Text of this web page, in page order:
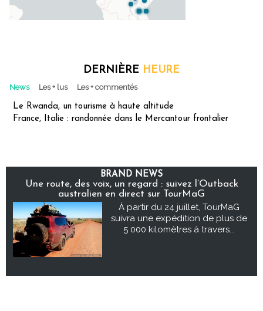
DERNIÈRE HEURE
News Les + lus Les + commentés
Le Rwanda, un tourisme à haute altitude
France, Italie : randonnée dans le Mercantour frontalier
BRAND NEWS
Une route, des voix, un regard : suivez l’Outback
australien en direct sur TourMaG
À partir du 24 juillet, TourMaG
suivra une expédition de plus de
5 000 kilomètres à travers...